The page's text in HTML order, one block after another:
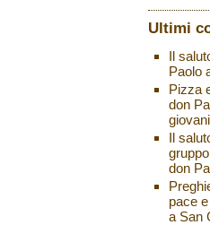
Ultimi
Il
Paolo
Pizza
don
Il
don
pace
a San